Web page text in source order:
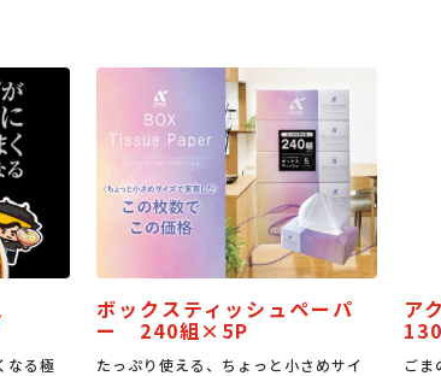
なる極
ボックスティッシュペーパ
ー 240組×5P
たっぷり使える、ちょっと小さめサイ
ア
ごま